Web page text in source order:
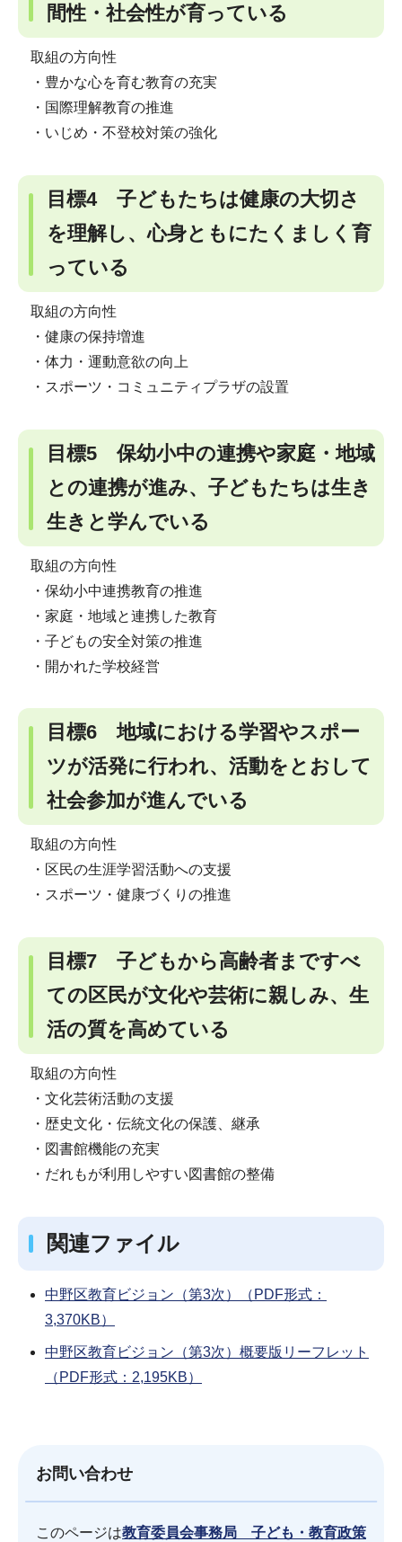
間性・社会性が育っている
取組の方向性
・豊かな心を育む教育の充実
・国際理解教育の推進
・いじめ・不登校対策の強化
目標4 子どもたちは健康の大切さ
を理解し、心身ともにたくましく育
っている
取組の方向性
・健康の保持増進
・体力・運動意欲の向上
・スポーツ・コミュニティプラザの設置
目標5 保幼小中の連携や家庭・地域
との連携が進み、子どもたちは生き
生きと学んでいる
取組の方向性
・保幼小中連携教育の推進
・家庭・地域と連携した教育
・子どもの安全対策の推進
・開かれた学校経営
目標6 地域における学習やスポー
ツが活発に行われ、活動をとおして
社会参加が進んでいる
取組の方向性
・区民の生涯学習活動への支援
・スポーツ・健康づくりの推進
目標7 子どもから高齢者まですべ
ての区民が文化や芸術に親しみ、生
活の質を高めている
取組の方向性
・文化芸術活動の支援
・歴史文化・伝統文化の保護、継承
・図書館機能の充実
・だれもが利用しやすい図書館の整備
関連ファイル
中野区教育ビジョン（第3次）（PDF形式：
3,370KB）
中野区教育ビジョン（第3次）概要版リーフレット
（PDF形式：2,195KB）
お問い合わせ
このページは教育委員会事務局 子ども・教育政策